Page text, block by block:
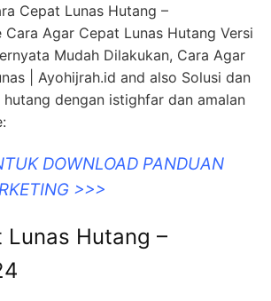
Cepat Lunas Hutang –
Agar Cepat Lunas Hutang Versi
Mudah Dilakukan, Cara Agar
| Ayohijrah.id and also Solusi dan
hutang dengan istighfar dan amalan
DOWNLOAD PANDUAN
>>>
Lunas Hutang –